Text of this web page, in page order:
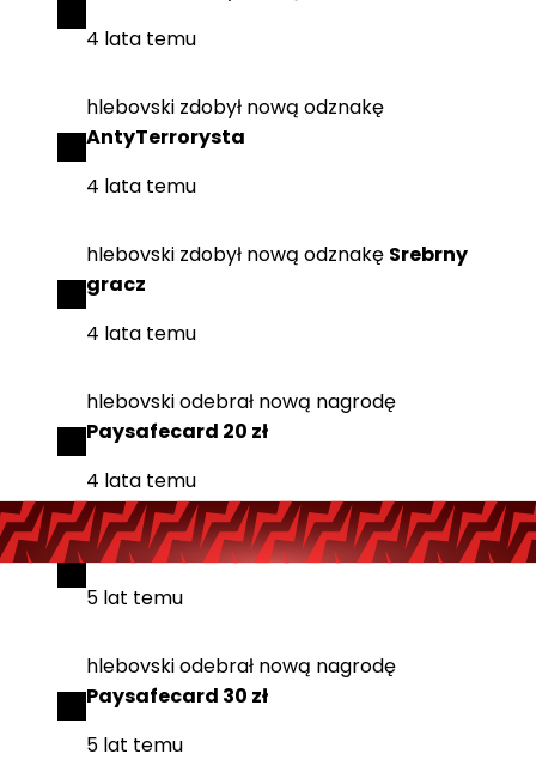
4 lata temu
hlebovski zdobył nową odznakę
AntyTerrorysta
4 lata temu
hlebovski zdobył nową odznakę Srebrny
gracz
4 lata temu
hlebovskiodebrał nową nagrodę
Paysafecard 20 zł
4 lata temu
hlebovskizdobyłnową odznakęKupiec
5 lat temu
hlebovskiodebrał nową nagrodę
Paysafecard 30 zł
5 lat temu